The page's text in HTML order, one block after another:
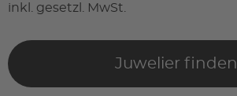
inkl. gesetzl. MwSt.
Juwelier finden